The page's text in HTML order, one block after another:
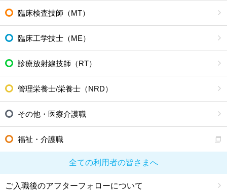
臨床検査技師（MT）
臨床工学技士（ME）
診療放射線技師（RT）
管理栄養士/栄養士（NRD）
その他・医療介護職
福祉・介護職
全ての利用者の皆さまへ
ご入職後のアフターフォローについて